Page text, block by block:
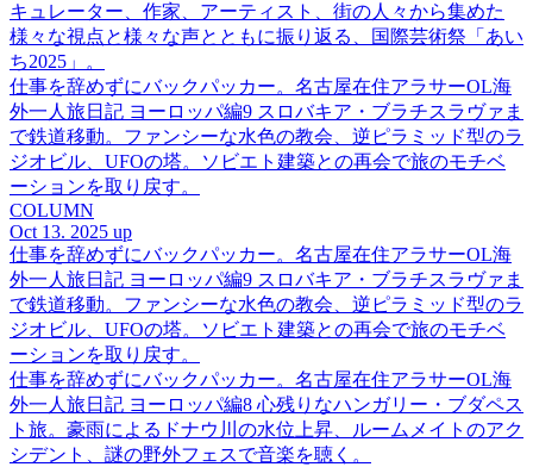
キュレーター、作家、アーティスト、街の人々から集めた
様々な視点と様々な声とともに振り返る、国際芸術祭「あい
ち2025」。
仕事を辞めずにバックパッカー。名古屋在住アラサーOL海
外一人旅日記 ヨーロッパ編9 スロバキア・ブラチスラヴァま
で鉄道移動。ファンシーな水色の教会、逆ピラミッド型のラ
ジオビル、UFOの塔。ソビエト建築との再会で旅のモチベ
ーションを取り戻す。
COLUMN
Oct 13. 2025 up
仕事を辞めずにバックパッカー。名古屋在住アラサーOL海
外一人旅日記 ヨーロッパ編9 スロバキア・ブラチスラヴァま
で鉄道移動。ファンシーな水色の教会、逆ピラミッド型のラ
ジオビル、UFOの塔。ソビエト建築との再会で旅のモチベ
ーションを取り戻す。
仕事を辞めずにバックパッカー。名古屋在住アラサーOL海
外一人旅日記 ヨーロッパ編8 心残りなハンガリー・ブダペス
ト旅。豪雨によるドナウ川の水位上昇、ルームメイトのアク
シデント、謎の野外フェスで音楽を聴く。